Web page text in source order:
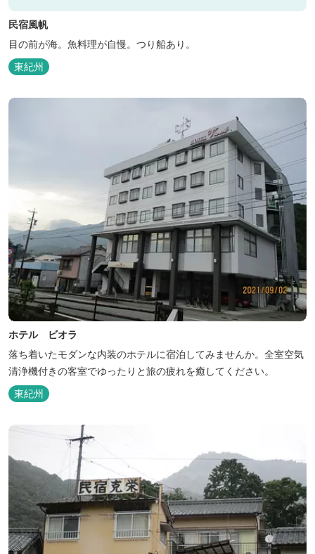
民宿風帆
目の前が海。魚料理が自慢。つり船あり。
東紀州
ホテル ビオラ
落ち着いたモダンな内装のホテルに宿泊してみませんか。全室空気
清浄機付きの客室でゆったりと旅の疲れを癒してください。
東紀州